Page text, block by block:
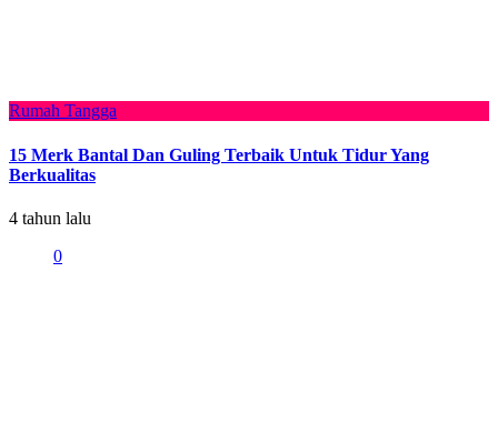
Rumah Tangga
15 Merk Bantal Dan Guling Terbaik Untuk Tidur Yang
Berkualitas
4 tahun lalu
0